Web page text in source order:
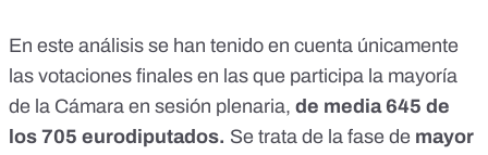
En este análisis se han tenido en cuenta únicamente
las votaciones finales en las que participa la mayoría
de la Cámara en sesión plenaria, de media 645 de
los 705 eurodiputados. Se trata de la fase de mayor